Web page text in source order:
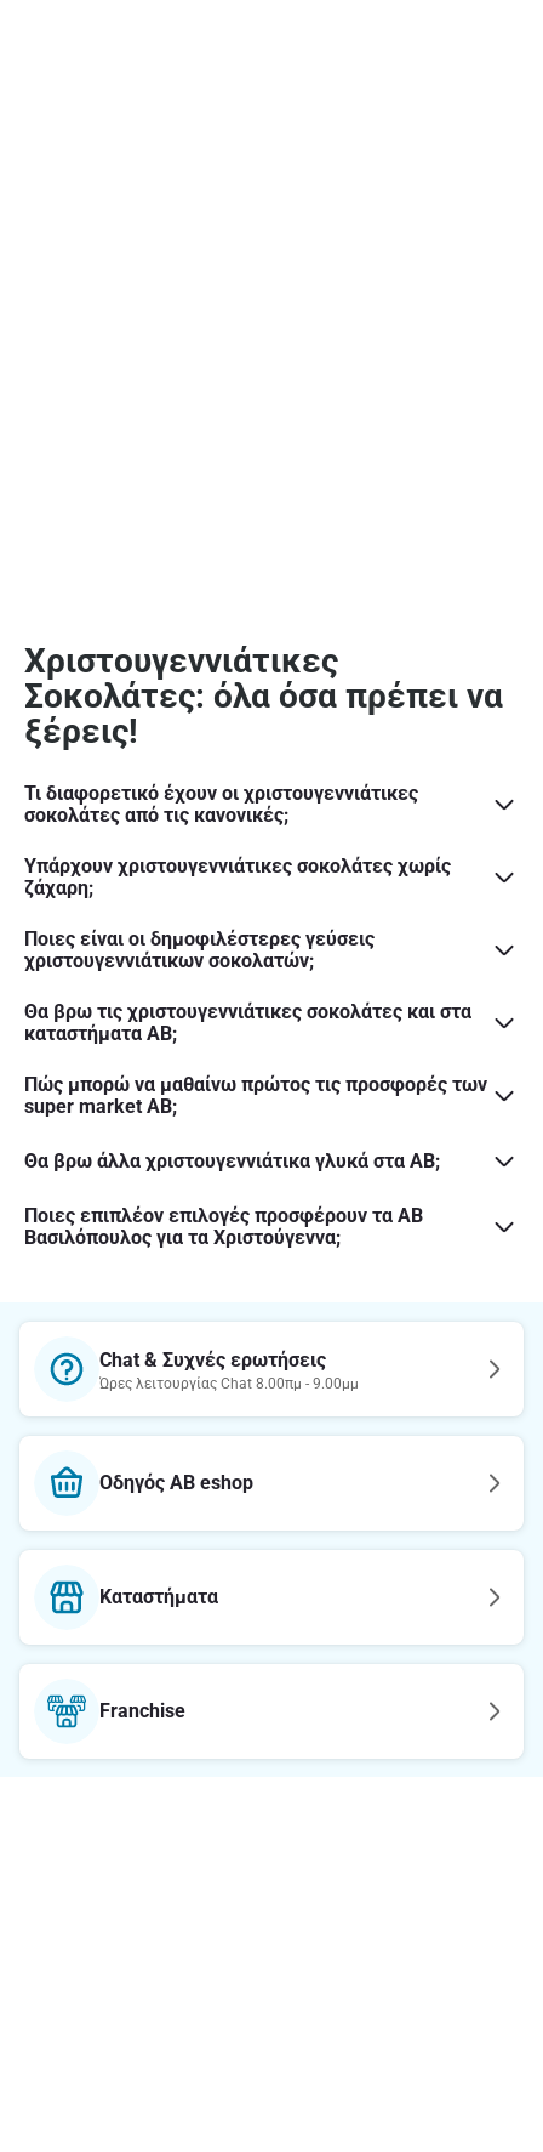
Χριστουγεννιάτικες
Σοκολάτες: όλα όσα πρέπει να
ξέρεις!
Τι διαφορετικό έχουν οι χριστουγεννιάτικες
σοκολάτες από τις κανονικές;
Υπάρχουν χριστουγεννιάτικες σοκολάτες χωρίς
ζάχαρη;
Ποιες είναι οι δημοφιλέστερες γεύσεις
χριστουγεννιάτικων σοκολατών;
Θα βρω τις χριστουγεννιάτικες σοκολάτες και στα
καταστήματα ΑΒ;
Πώς μπορώ να μαθαίνω πρώτος τις προσφορές των
super market ΑΒ;
Θα βρω άλλα χριστουγεννιάτικα γλυκά στα ΑΒ;
Ποιες επιπλέον επιλογές προσφέρουν τα ΑΒ
Βασιλόπουλος για τα Χριστούγεννα;
Chat & Συχνές ερωτήσεις
Ώρες λειτουργίας Chat 8.00πμ - 9.00μμ
Οδηγός AB eshop
Καταστήματα
Franchise